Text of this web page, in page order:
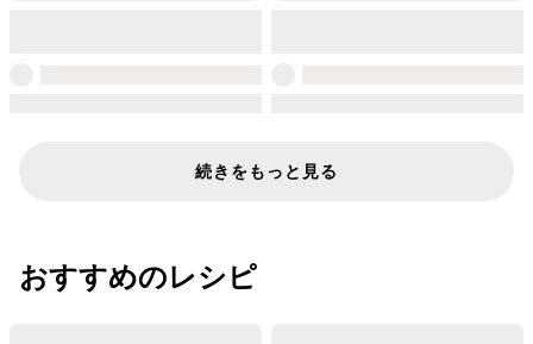
続きをもっと見る
おすすめのレシピ